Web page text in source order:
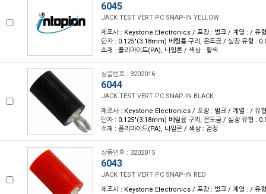
6045
JACK TEST VERT PC SNAP-IN YELLOW
제조사 : Keystone Electronics / 포장 : 벌크 / 계열 : / 유
단자 : 0.125"(3.18mm) 베릴륨 구리, 은도금 / 실장 유형 :
소재 : 폴리마이드(PA), 나일론 / 색상 : 황색
상품번호 : 3202016
6044
JACK TEST VERT PC SNAP-IN BLACK
제조사 : Keystone Electronics / 포장 : 벌크 / 계열 : / 유
단자 : 0.125"(3.18mm) 베릴륨 구리, 은도금 / 실장 유형 :
소재 : 폴리마이드(PA), 나일론 / 색상 : 검정
상품번호 : 3202015
6043
JACK TEST VERT PC SNAP-IN RED
제조사 : Keystone Electronics / 포장 : 벌크 / 계열 : / 유